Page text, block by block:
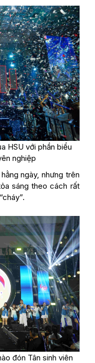
HSU với phần biểu
nghiệp
ngày, nhưng trên
sáng theo cách rất
đón Tân sinh viên